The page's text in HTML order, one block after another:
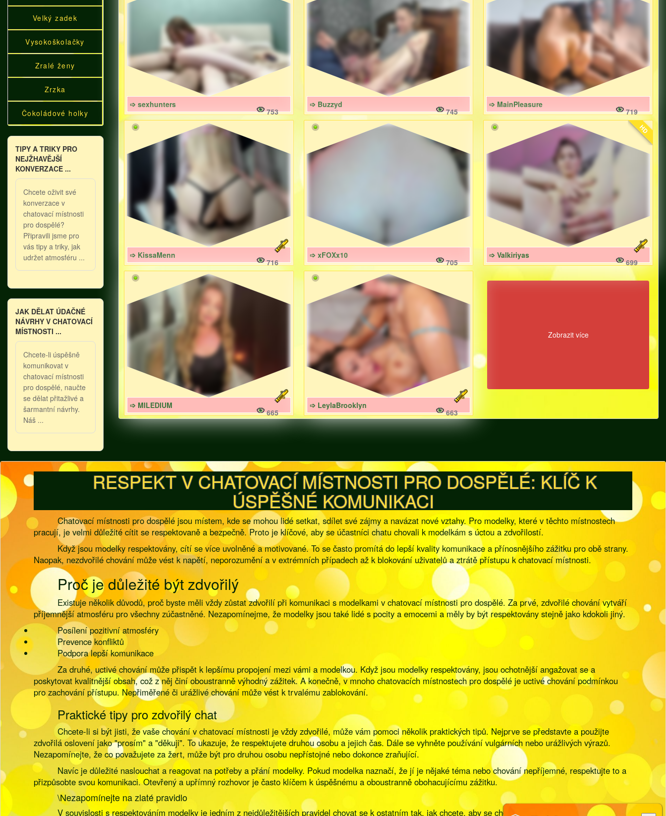
Velký zadek
Vysokoškolačky
Zralé ženy
Zrzka
Čokoládové holky
TIPY A TRIKY PRO
NEJŽHAVĚJŠÍ
KONVERZACE ...
Chcete oživit své
konverzace v
chatovací místnosti
pro dospělé?
Připravili jsme pro
vás tipy a triky, jak
udržet atmosféru ...
JAK DĚLAT ÚDAČNÉ
NÁVRHY V CHATOVACÍ
MÍSTNOSTI ...
Chcete-li úspěšně
komunikovat v
chatovací místnosti
pro dospělé, naučte
se dělat přitažlivé a
šarmantní návrhy.
Náš ...
➩ sexhunters
753
➩ Buzzyd
745
➩ MainPleasure
719
➩ KissaMenn
716
➩ xFOXx10
705
HD
➩ Valkiriyas
699
➩ MILEDIUM
665
➩ LeylaBrooklyn
663
Zobrazit více
RESPEKT V CHATOVACÍ MÍSTNOSTI PRO DOSPĚLÉ: KLÍČ K
ÚSPĚŠNÉ KOMUNIKACI
Chatovací místnosti pro dospělé jsou místem, kde se mohou lidé setkat, sdílet své zájmy a navázat nové vztahy. Pro modelky, které v těchto místnostech
pracují, je velmi důležité cítit se respektovaně a bezpečně. Proto je klíčové, aby se účastníci chatu chovali k modelkám s úctou a zdvořilostí.
Když jsou modelky respektovány, cítí se více uvolněné a motivované. To se často promítá do lepší kvality komunikace a přínosnějšího zážitku pro obě strany.
Naopak, nezdvořilé chování může vést k napětí, neporozumění a v extrémních případech až k blokování uživatelů a ztrátě přístupu k chatovací místnosti.
Proč je důležité být zdvořilý
Existuje několik důvodů, proč byste měli vždy zůstat zdvořilí při komunikaci s modelkami v chatovací místnosti pro dospělé. Za prvé, zdvořilé chování vytváří
příjemnější atmosféru pro všechny zúčastněné. Nezapomínejme, že modelky jsou také lidé s pocity a emocemi a měly by být respektovány stejně jako kdokoli jiný.
Posílení pozitivní atmosféry
Prevence konfliktů
Podpora lepší komunikace
Za druhé, uctivé chování může přispět k lepšímu propojení mezi vámi a modelkou. Když jsou modelky respektovány, jsou ochotnější angažovat se a
poskytovat kvalitnější obsah, což z něj činí oboustranně výhodný zážitek. A konečně, v mnoho chatovacích místnostech pro dospělé je uctivé chování podmínkou
pro zachování přístupu. Nepřiměřené či urážlivé chování může vést k trvalému zablokování.
Praktické tipy pro zdvořilý chat
Chcete-li si být jisti, že vaše chování v chatovací místnosti je vždy zdvořilé, může vám pomoci několik praktických tipů. Nejprve se představte a použijte
zdvořilá oslovení jako "prosím" a "děkuji". To ukazuje, že respektujete druhou osobu a jejich čas. Dále se vyhněte používání vulgárních nebo urážlivých výrazů.
Nezapomínejte, že co považujete za žert, může být pro druhou osobu nepřístojné nebo dokonce zraňující.
Navíc je důležité naslouchat a reagovat na potřeby a přání modelky. Pokud modelka naznačí, že jí je nějaké téma nebo chování nepříjemné, respektujte to a
přizpůsobte svou komunikaci. Otevřený a upřímný rozhovor je často klíčem k úspěšnému a oboustranně obohacujícímu zážitku.
\Nezapomínejte na zlaté pravidlo
V souvislosti s respektováním modelky je jedním z nejdůležitějších pravidel chovat se k ostatním tak, jak chcete, aby se chovali k vám. Pokud si přejete být